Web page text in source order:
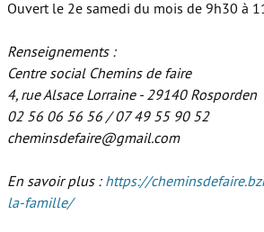
Ouvert le 2e samedi du mois de 9h30 à
Renseignements :
Centre social Chemins de faire
4, rue Alsace Lorraine - 29140 Rosporden
02 56 06 56 56 / 07 49 55 90 52
cheminsdefaire@gmail.com
En savoir plus : https://
la-famille/